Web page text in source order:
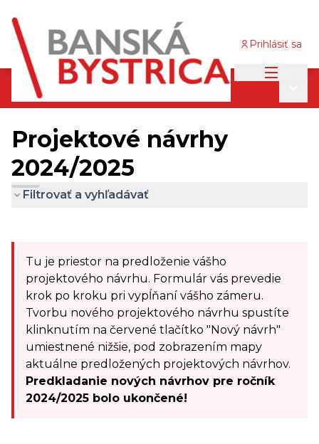
Prihlásiť sa
Participatívny rozpočet 2024/2025 /
Projektové návrhy 2024/2025
Projektové návrhy
2024/2025
Filtrovať a vyhľadávať
−
Tu je priestor na predloženie vášho
projektového návrhu. Formulár vás prevedie
krok po kroku pri vypĺňaní vášho zámeru.
Tvorbu nového projektového návrhu spustíte
klinknutím na červené tlačítko "Nový návrh"
umiestnené nižšie, pod zobrazením mapy
aktuálne predložených projektových návrhov.
Predkladanie nových návrhov pre ročník
2024/2025 bolo ukončené!